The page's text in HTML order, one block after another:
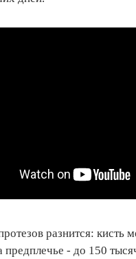
разнится: кисть
предплечье - до 150